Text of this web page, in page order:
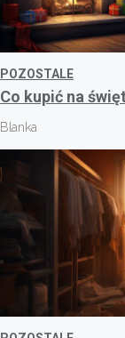
POZOSTALE
Co kupić na
Blanka